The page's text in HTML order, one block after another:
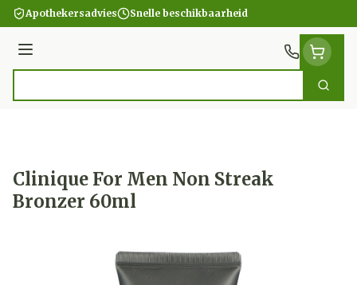
Ga naar de inhoud
Apothekersadvies Snelle beschikbaarheid
Menu
Zoek
Clinique For Men Non Streak
Bronzer 60ml